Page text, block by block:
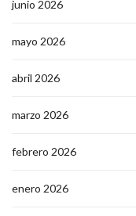
junio 2026
mayo 2026
abril 2026
marzo 2026
febrero 2026
enero 2026